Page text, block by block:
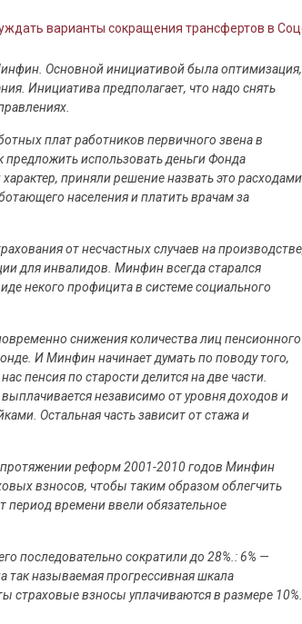
варианты сокращения трансфертов в
Основной инициативой была оптимизация,
Инициатива предполагает, что надо снять
плат работников первичного звена в
предложить использовать деньги Фонда
приняли решение назвать это расходами
населения и платить врачам за
от несчастных случаев на
для инвалидов. Минфин всегда старался
некого профицита в системе социального
снижения количества лиц пенсионного
И Минфин начинает думать по поводу того,
пенсия по старости делится на две части.
независимо от уровня доходов и
Остальная часть зависит от стажа и
протяжении реформ 2001-2010 годов Минфин
взносов, чтобы таким образом облегчить
времени ввели обязательное
последовательно сократили до 28%.: 6% —
так называемая прогрессивная шкала
страховые взносы уплачиваются в размере 10%.